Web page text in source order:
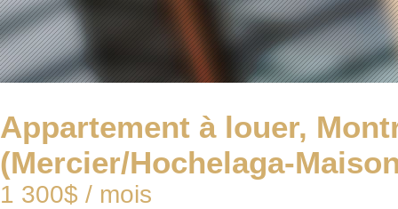
Appartement à louer,
(Mercier/Hochelaga-
1 300$ / mois